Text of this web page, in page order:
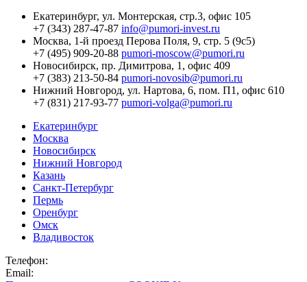
Екатеринбург, ул. Монтерская, стр.3, офис 105
+7 (343) 287-47-87 info@pumori-invest.ru
Москва, 1-й проезд Перова Поля, 9, стр. 5 (9с5)
+7 (495) 909-20-88 pumori-moscow@pumori.ru
Новосибирск, пр. Димитрова, 1, офис 409
+7 (383) 213-50-84 pumori-novosib@pumori.ru
Нижний Новгород, ул. Нартова, 6, пом. П1, офис 610
+7 (831) 217-93-77 pumori-volga@pumori.ru
Екатеринбург
Москва
Новосибирск
Нижний Новгород
Казань
Санкт-Петербург
Пермь
Оренбург
Омск
Владивосток
Телефон:
Email: